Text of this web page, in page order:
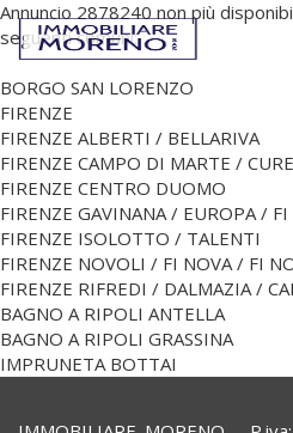
Annuncio 2878240 non più
seguenti comuni:
BORGO SAN LORENZO
FIRENZE
FIRENZE ALBERTI / BELLARIVA
FIRENZE CAMPO DI MARTE /
FIRENZE CENTRO DUOMO
FIRENZE GAVINANA / EUROPA / FI
FIRENZE ISOLOTTO / TALENTI
FIRENZE NOVOLI / FI NOVA / FI
FIRENZE RIFREDI / DALMAZIA /
BAGNO A RIPOLI ANTELLA
BAGNO A RIPOLI GRASSINA
IMPRUNETA BOTTAI